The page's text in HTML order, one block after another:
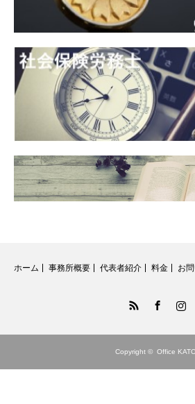
ホーム 事務所概要 代表者紹介 料金 お
Instagram
Copyright © Office